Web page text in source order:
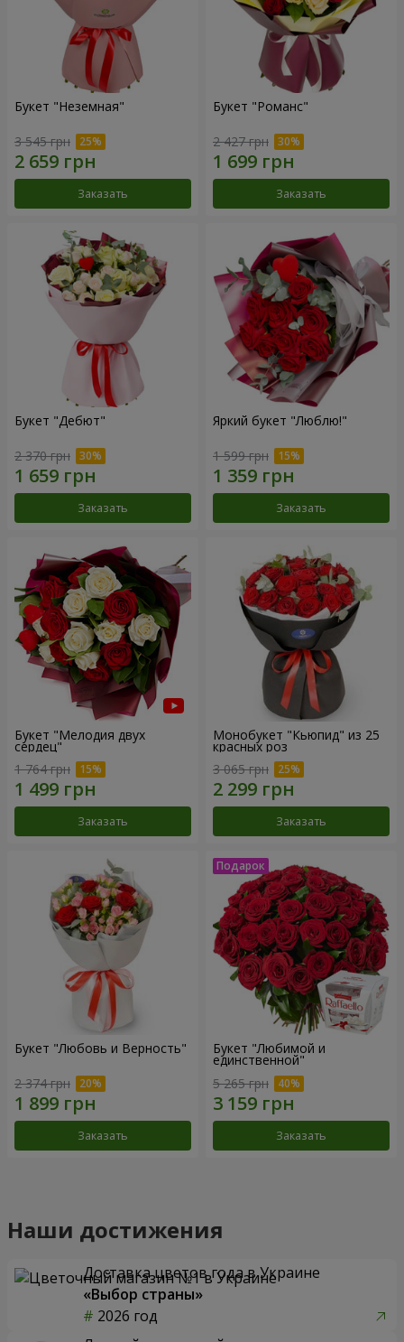
Букет "Неземная"
3 545 грн
Заказать
Букет "Романс"
2 427 грн
Заказать
Букет "Дебют"
2 370 грн
Заказать
Яркий букет "Люблю!"
1 599 грн
Заказать
Букет "Мелодия двух
сердец"
1 764 грн
Заказать
Монобукет "Кьюпид" из 25
красных роз
3 065 грн
Заказать
Букет "Любовь и Верность"
2 374 грн
Заказать
Букет "Любимой и
единственной"
5 265 грн
Заказать
Наши достижения
Доставка цветов года в Украине
«Выбор страны»
2026 год